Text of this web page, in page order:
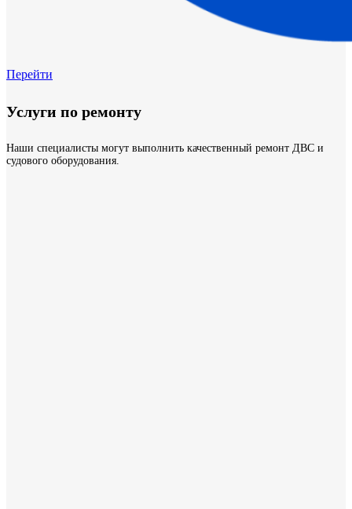
Перейти
Услуги по ремонту
Наши специалисты могут выполнить качественный ремонт ДВС и
судового оборудования.